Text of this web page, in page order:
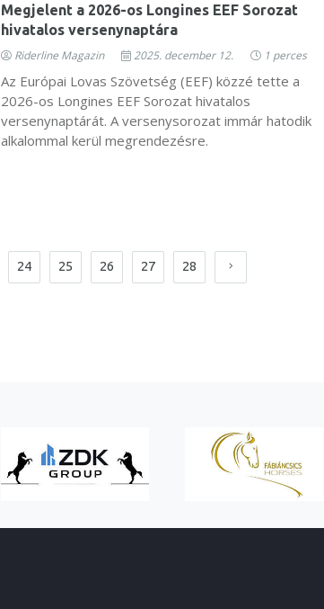
Megjelent a 2026-os Longines EEF Sorozat
hivatalos versenynaptára
Riderline Magazin 2025. december 12. 1 perces
Az Európai Lovas Szövetség (EEF) közzé tette a
2026-os Longines EEF Sorozat hivatalos
versenynaptárát. A versenysorozat immár hatodik
alkalommal kerül megrendezésre.
24 25 26 27 28